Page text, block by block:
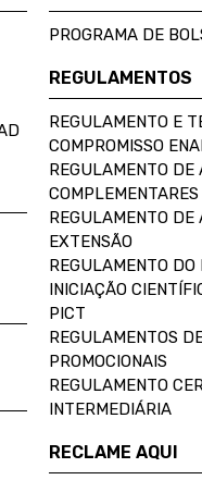
PROGRAMA DE
REGULAMENTOS
REGULAMENTO E
COMPROMISSO
REGULAMENTO DE
COMPLEMENTARES
REGULAMENTO
EXTENSÃO
REGULAMENTO DO
INICIAÇÃO
PICT
REGULAMENTOS
PROMOCIONAIS
REGULAMENTO
INTERMEDIÁRIA
RECLAME AQUI